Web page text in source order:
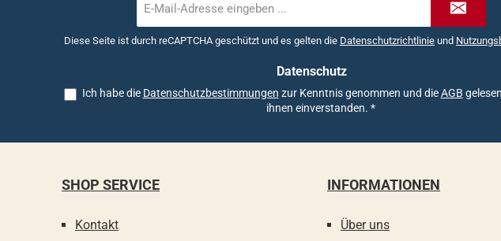
Mail-
Diese Seite ist durch reCAPTCHA geschützt und es gelten die Datenschutzrichtlinie und
Datenschutz
Ich habe die Datenschutzbestimmungen zur Kenntnis genommen und dieAGB
ihnen einverstanden. *
SHOP SERVICE
Kontakt
INFORMATIONEN
Über uns